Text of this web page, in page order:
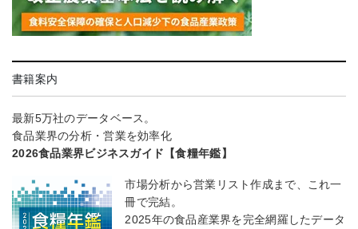
書籍案内
最新5万社のデータベース。
食品業界の分析・営業を効率化
2026食品業界ビジネスガイド【食糧年鑑】
市場分析から営業リスト作成まで、これ一
冊で完結。
2025年の食品産業界を完全網羅したデータ